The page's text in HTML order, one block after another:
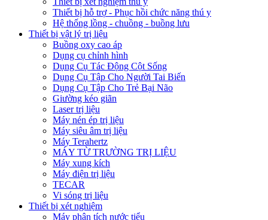
Thiết bị hỗ trợ - Phục hồi chức năng thú y
Hệ thống lồng - chuồng - buồng lưu
Thiết bị vật lý trị liệu
Buồng oxy cao áp
Dụng cụ chỉnh hình
Dụng Cụ Tác Động Cột Sống
Dụng Cụ Tập Cho Người Tai Biến
Dụng Cụ Tập Cho Trẻ Bại Não
Giường kéo giãn
Laser trị liệu
Máy nén ép trị liệu
Máy siêu âm trị liệu
Máy Terahertz
MÁY TỪ TRƯỜNG TRỊ LIỆU
Máy xung kích
Máy điện trị liệu
TECAR
Vi sóng trị liệu
Thiết bị xét nghiệm
Máy phân tích nước tiểu